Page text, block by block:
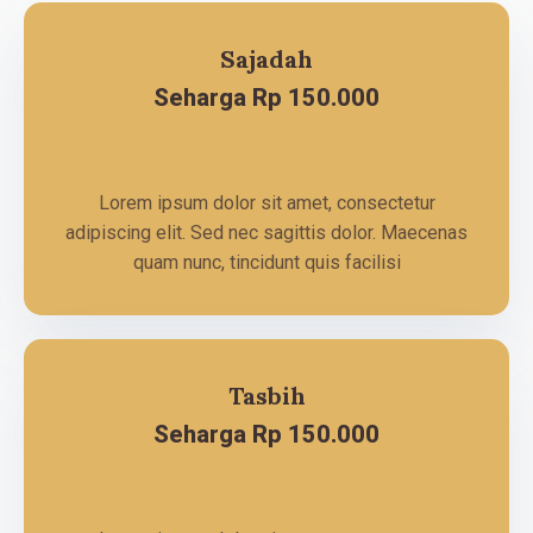
Sajadah
Seharga Rp 150.000
Lorem ipsum dolor sit amet, consectetur
adipiscing elit. Sed nec sagittis dolor. Maecenas
quam nunc, tincidunt quis facilisi
Tasbih
Seharga Rp 150.000